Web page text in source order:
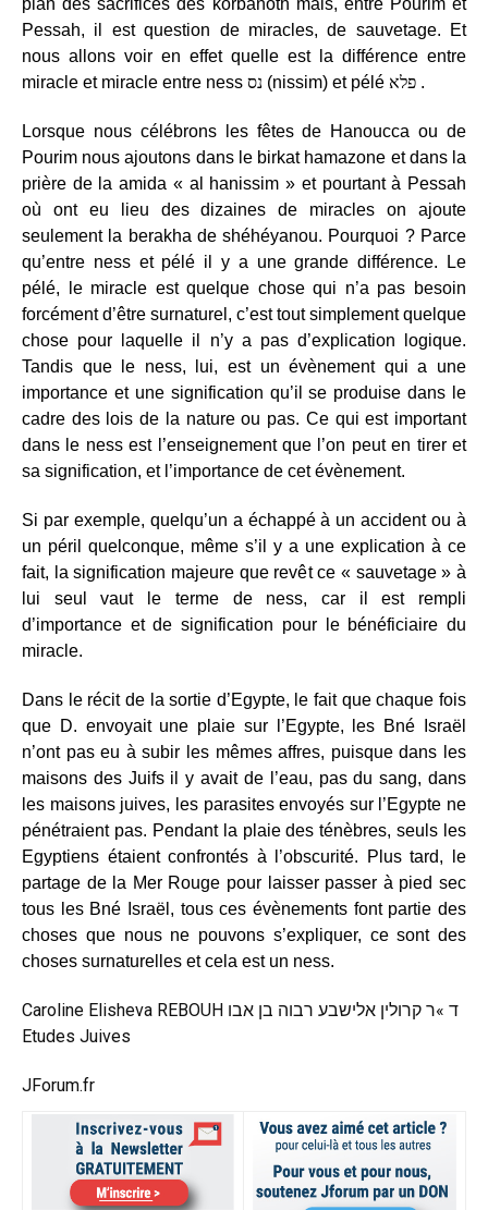
plan des sacrifices des korbanoth mais, entre Pourim et
Pessah, il est question de miracles, de sauvetage. Et
nous allons voir en effet quelle est la différence entre
miracle et miracle entre ness
(nissim) et pélé .
Lorsque nous célébrons les fêtes de Hanoucca ou de
Pourim nous ajoutons dans le birkat hamazone et dans la
prière de la amida « al hanissim » et pourtant à Pessah
où ont eu lieu des dizaines de miracles on ajoute
seulement la berakha de shéhéyanou. Pourquoi ? Parce
qu’entre ness et pélé il y a une grande différence. Le
pélé, le miracle est quelque chose qui n’a pas besoin
forcément d’être surnaturel, c’est tout simplement quelque
chose pour laquelle il n’y a pas d’explication logique.
Tandis que le ness, lui, est un évènement qui a une
importance et une signification qu’il se produise dans le
cadre des lois de la nature ou pas. Ce qui est important
dans le ness est l’enseignement que l’on peut en tirer et
sa signification, et l’importance de cet évènement.
Si par exemple, quelqu’un a échappé à un accident ou à
un péril quelconque, même s’il y a une explication à ce
fait, la signification majeure que revêt ce « sauvetage » à
lui seul vaut le terme de ness, car il est rempli
d’importance et de signification pour le bénéficiaire du
miracle.
Dans le récit de la sortie d’Egypte, le fait que chaque fois
que D. envoyait une plaie sur l’Egypte, les Bné Israël
n’ont pas eu à subir les mêmes affres, puisque dans les
maisons des Juifs il y avait de l’eau, pas du sang, dans
les maisons juives, les parasites envoyés sur l’Egypte ne
pénétraient pas. Pendant la plaie des ténèbres, seuls les
Egyptiens étaient confrontés à l’obscurité. Plus tard, le
partage de la Mer Rouge pour laisser passer à pied sec
tous les Bné Israël, tous ces évènements font partie des
choses que nous ne pouvons s’expliquer, ce sont des
choses surnaturelles et cela est un ness.
Caroline Elisheva REBOUH ד »ר קרולין אלישבע רבוה בן אבו
Etudes Juives
JForum.fr